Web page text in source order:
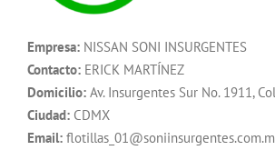
Empresa: NISSAN SONI INSURGENTES
Contacto: ERICK MARTÍNEZ
Domicilio: Av. Insurgentes Sur No. 1911,
Ciudad: CDMX
Email: